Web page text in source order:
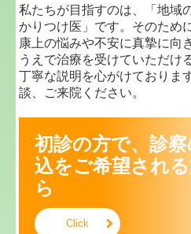
場合により、院内の診療
て診療となります。
2016.11.09...AGAの治療
AGAの治療を始めました。
詳しくは、当院までお問
2016.02.19...ダニアレルギ
法（ミティキュア療法）
ダニアレルギーに対する、
キュア療法）を始めました
ご希望の方は、ご相談下さ
私たちが目指すのは、「地域
かりつけ医」です。そのため
康上の悩みや不安に真摯に向
うえで治療を受けていただけ
丁寧な説明を心がけておりま
談、ご来院ください。
初診の方で、診察
込をご希望され
ら
Click